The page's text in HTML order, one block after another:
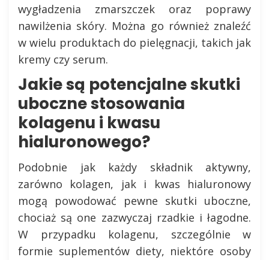
wygładzenia zmarszczek oraz poprawy
nawilżenia skóry. Można go również znaleźć
w wielu produktach do pielęgnacji, takich jak
kremy czy serum.
Jakie są potencjalne skutki
uboczne stosowania
kolagenu i kwasu
hialuronowego?
Podobnie jak każdy składnik aktywny,
zarówno kolagen, jak i kwas hialuronowy
mogą powodować pewne skutki uboczne,
chociaż są one zazwyczaj rzadkie i łagodne.
W przypadku kolagenu, szczególnie w
formie suplementów diety, niektóre osoby